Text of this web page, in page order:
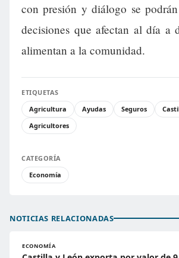
con presión y diálogo se
decisiones que afectan al día a
alimentan a la comunidad.
ETIQUETAS
Agricultura
Ayudas Seguros
Agricultores
CATEGORÍA
Economía
NOTICIAS RELACIONADAS
ECONOMÍA